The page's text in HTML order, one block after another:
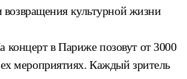
культурной жизни
концерт в Париже позовут от 3000
мероприятиях. Каждый зритель